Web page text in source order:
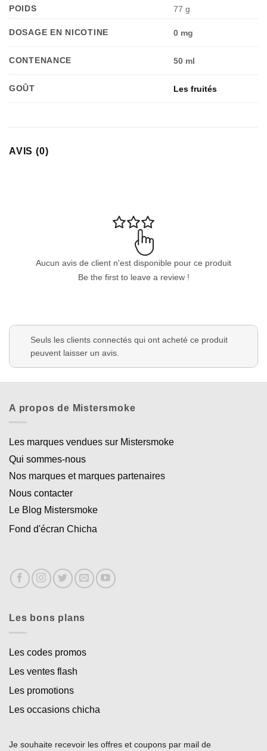
POIDS 77 g
DOSAGE EN NICOTINE 0 mg
CONTENANCE 50 ml
GOÛT Les fruités
AVIS (0)
Aucun avis de client n'est disponible pour ce produit
Be the first to leave a review !
Seuls les clients connectés qui ont acheté ce produit
peuvent laisser un avis.
A propos de Mistersmoke
Les marques vendues sur Mistersmoke
Qui sommes-nous
Nos marques et marques partenaires
Nous contacter
Le Blog Mistersmoke
Fond d'écran Chicha
Les bons plans
Les codes promos
Les ventes flash
Les promotions
Les occasions chicha
Je souhaite recevoir les offres et coupons par mail de